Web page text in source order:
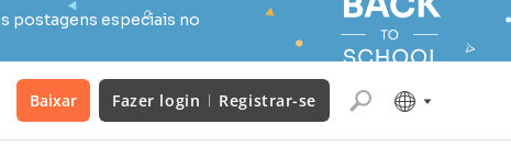
postagens especiais no
Baixar Fazer login Registrar-se